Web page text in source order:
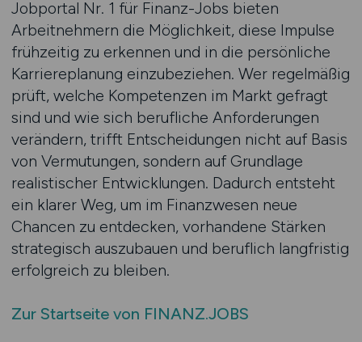
Jobportal Nr. 1 für Finanz-Jobs bieten
Arbeitnehmern die Möglichkeit, diese Impulse
frühzeitig zu erkennen und in die persönliche
Karriereplanung einzubeziehen. Wer regelmäßig
prüft, welche Kompetenzen im Markt gefragt
sind und wie sich berufliche Anforderungen
verändern, trifft Entscheidungen nicht auf Basis
von Vermutungen, sondern auf Grundlage
realistischer Entwicklungen. Dadurch entsteht
ein klarer Weg, um im Finanzwesen neue
Chancen zu entdecken, vorhandene Stärken
strategisch auszubauen und beruflich langfristig
erfolgreich zu bleiben.
Zur Startseite von FINANZ.JOBS